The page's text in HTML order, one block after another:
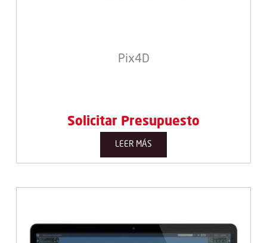
Pix4D
Solicitar Presupuesto
LEER MÁS